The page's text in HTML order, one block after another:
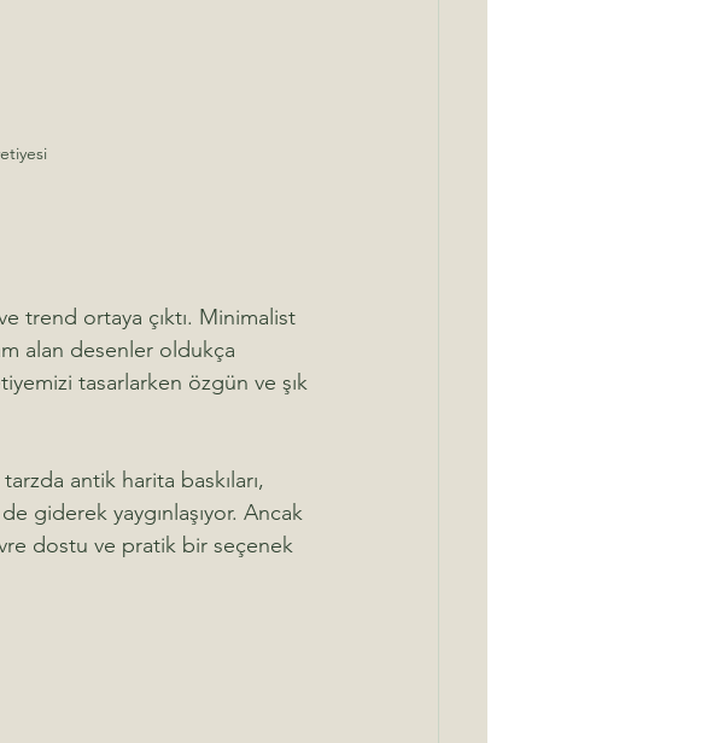
trend ortaya çıktı. Minimalist
alan desenler oldukça
tasarlarken özgün ve şık
antik harita baskıları,
giderek yaygınlaşıyor. Ancak
dostu ve pratik bir seçenek